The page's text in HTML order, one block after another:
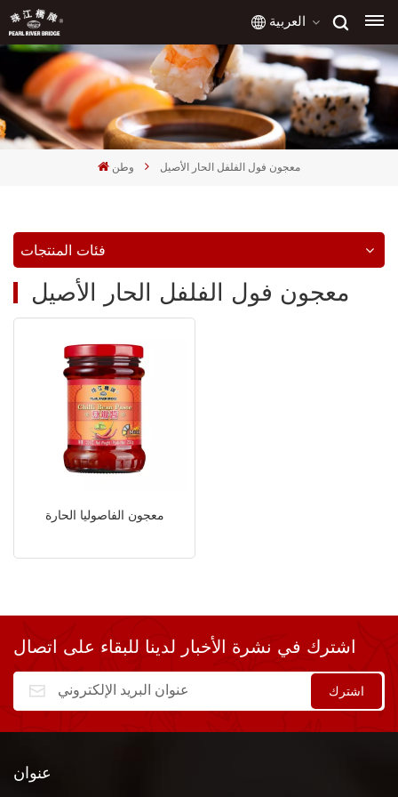
العربية
English
français
وطن معجون فول الفلفل الحار الأصيل
فئات المنتجات
معجون فول الفلفل الحار الأصيل
معجون الفاصوليا الحارة
اشترك في نشرة الأخبار لدينا للبقاء على اتصال
عنوان